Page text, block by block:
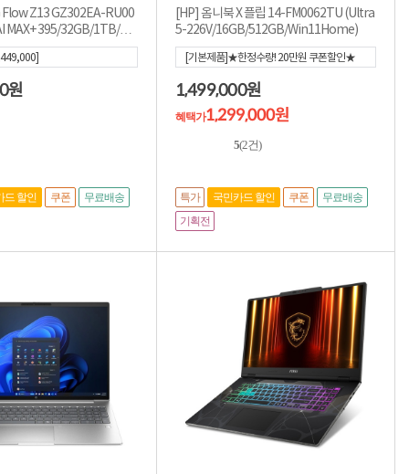
Flow Z13 GZ302EA-RU00
MAX+ 395/32GB/1TB/Wi
원
드 할인 쿠폰 무료배송
[HP] 옴니북 X 플립 14-FM0062TU (Ultra
5-226V/16GB/512GB/Win11Home)
[기본제품]★한정수량! 20만원 쿠폰할인★
[혜택가
1,499,000원
혜택가1,299,000원
5(2건)
국민카드 할인 쿠폰 무료배송
특가
기획전